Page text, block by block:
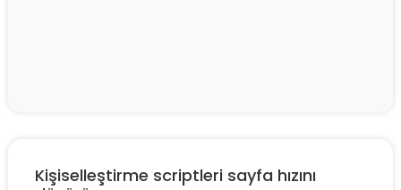
Kişiselleştirme scriptleri sayfa hızını